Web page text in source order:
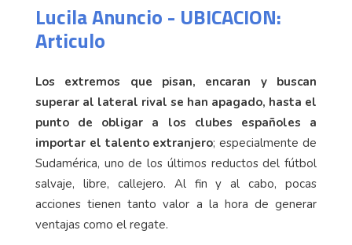
Lucila Anuncio - UBICACION:
Articulo
Los extremos que pisan, encaran y buscan
superar al lateral rival se han apagado, hasta el
punto de obligar a los clubes españoles a
importar el talento extranjero; especialmente de
Sudamérica, uno de los últimos reductos del fútbol
salvaje, libre, callejero. Al fin y al cabo, pocas
acciones tienen tanto valor a la hora de generar
ventajas como el regate.